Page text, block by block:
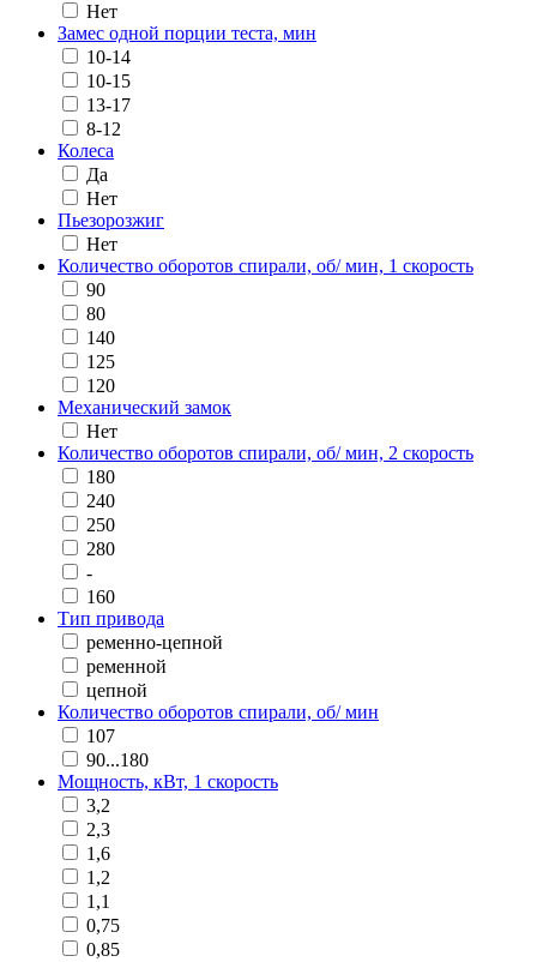
Нет
Замес одной порции теста, мин
10-14
10-15
13-17
8-12
Колеса
Да
Нет
Пьезорозжиг
Нет
Количество оборотов спирали, об/ мин, 1 скорость
90
80
140
125
120
Механический замок
Нет
Количество оборотов спирали, об/ мин, 2 скорость
180
240
250
280
-
160
Тип привода
ременно-цепной
ременной
цепной
Количество оборотов спирали, об/ мин
107
90...180
Мощность, кВт, 1 скорость
3,2
2,3
1,6
1,2
1,1
0,75
0,85